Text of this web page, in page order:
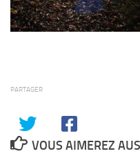
PARTAGER
VOUS AIMEREZ